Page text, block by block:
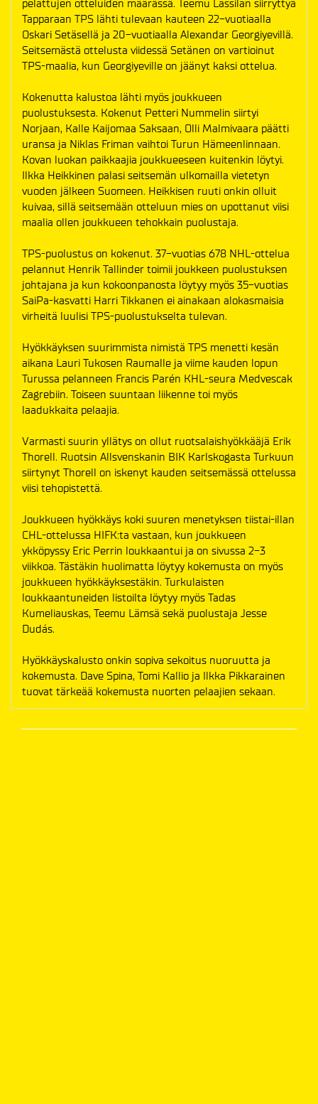
pelattujen otteluiden määrässä. Teemu Lassilan siirryttyä
Tapparaan TPS lähti tulevaan kauteen 22-vuotiaalla
Oskari Setäsellä ja 20-vuotiaalla Alexandar Georgiyevillä.
Seitsemästä ottelusta viidessä Setänen on vartioinut
TPS-maalia, kun Georgiyeville on jäänyt kaksi ottelua.
Kokenutta kalustoa lähti myös joukkueen
puolustuksesta. Kokenut Petteri Nummelin siirtyi
Norjaan, Kalle Kaijomaa Saksaan, Olli Malmivaara päätti
uransa ja Niklas Friman vaihtoi Turun Hämeenlinnaan.
Kovan luokan paikkaajia joukkueeseen kuitenkin löytyi.
Ilkka Heikkinen palasi seitsemän ulkomailla vietetyn
vuoden jälkeen Suomeen. Heikkisen ruuti onkin olluit
kuivaa, sillä seitsemään otteluun mies on upottanut viisi
maalia ollen joukkueen tehokkain puolustaja.
TPS-puolustus on kokenut. 37-vuotias 678 NHL-ottelua
pelannut Henrik Tallinder toimii joukkeen puolustuksen
johtajana ja kun kokoonpanosta löytyy myös 35-vuotias
SaiPa-kasvatti Harri Tikkanen ei ainakaan alokasmaisia
virheitä luulisi TPS-puolustukselta tulevan.
Hyökkäyksen suurimmista nimistä TPS menetti kesän
aikana Lauri Tukosen Raumalle ja viime kauden lopun
Turussa pelanneen Francis Parén KHL-seura Medvescak
Zagrebiin. Toiseen suuntaan liikenne toi myös
laadukkaita pelaajia.
Varmasti suurin yllätys on ollut ruotsalaishyökkääjä Erik
Thorell. Ruotsin Allsvenskanin BIK Karlskogasta Turkuun
siirtynyt Thorell on iskenyt kauden seitsemässä ottelussa
viisi tehopistettä.
Joukkueen hyökkäys koki suuren menetyksen tiistai-illan
CHL-ottelussa HIFK:ta vastaan, kun joukkueen
ykköpyssy Eric Perrin loukkaantui ja on sivussa 2-3
viikkoa. Tästäkin huolimatta löytyy kokemusta on myös
joukkueen hyökkäyksestäkin. Turkulaisten
loukkaantuneiden listoilta löytyy myös Tadas
Kumeliauskas, Teemu Lämsä sekä puolustaja Jesse
Dudás.
Hyökkäyskalusto onkin sopiva sekoitus nuoruutta ja
kokemusta. Dave Spina, Tomi Kallio ja Ilkka Pikkarainen
tuovat tärkeää kokemusta nuorten pelaajien sekaan.